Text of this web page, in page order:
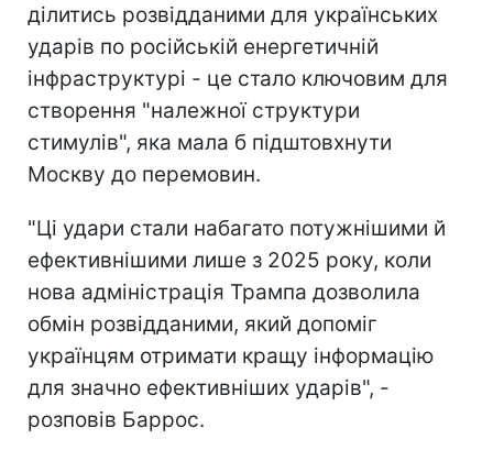
ділитись розвідданими для українських
ударів по російській енергетичній
інфраструктурі - це стало ключовим для
створення "належної структури
стимулів", яка мала б підштовхнути
Москву до перемовин.
"Ці удари стали набагато потужнішими й
ефективнішими лише з 2025 року, коли
нова адміністрація Трампа дозволила
обмін розвідданими, який допоміг
українцям отримати кращу інформацію
для значно ефективніших ударів", -
розповів Баррос.